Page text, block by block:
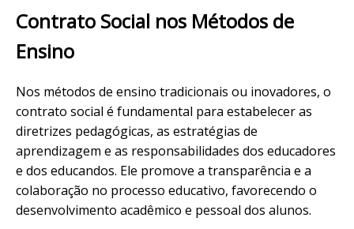
Contrato Social nos Métodos de
Ensino
Nos métodos de ensino tradicionais ou inovadores, o
contrato social é fundamental para estabelecer as
diretrizes pedagógicas, as estratégias de
aprendizagem e as responsabilidades dos educadores
e dos educandos. Ele promove a transparência e a
colaboração no processo educativo, favorecendo o
desenvolvimento acadêmico e pessoal dos alunos.